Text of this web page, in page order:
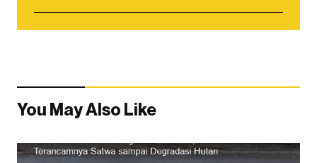
You May Also Like